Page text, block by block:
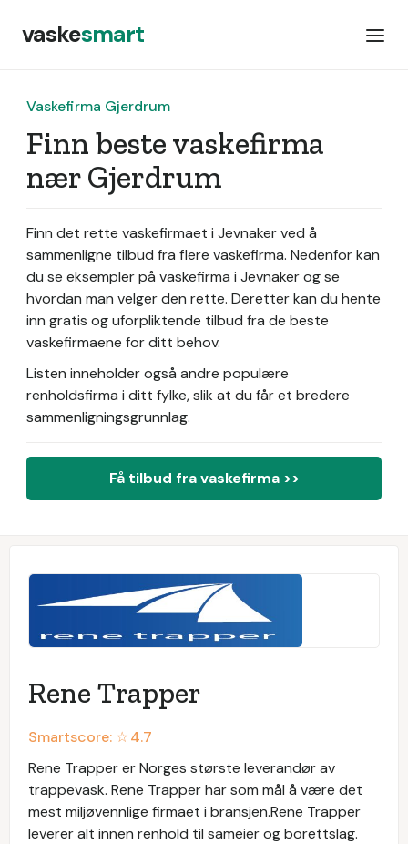
vaskesmart
Vaskefirma Gjerdrum
Finn beste vaskefirma
nær Gjerdrum
Finn det rette vaskefirmaet i Jevnaker ved å
sammenligne tilbud fra flere vaskefirma. Nedenfor kan
du se eksempler på vaskefirma i Jevnaker og se
hvordan man velger den rette. Deretter kan du hente
inn gratis og uforpliktende tilbud fra de beste
vaskefirmaene for ditt behov.
Listen inneholder også andre populære
renholdsfirma i ditt fylke, slik at du får et bredere
sammenligningsgrunnlag.
Få tilbud fra vaskefirma >>
Rene Trapper
Smartscore: ☆4.7
Rene Trapper er Norges største leverandør av
trappevask. Rene Trapper har som mål å være det
mest miljøvennlige firmaet i bransjen.Rene Trapper
leverer alt innen renhold til sameier og borettslag.